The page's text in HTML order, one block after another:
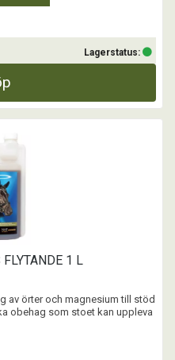
Lagerstatus:
FLYTANDE 1 L
av örter och magnesium till stöd
obehag som stoet kan uppleva